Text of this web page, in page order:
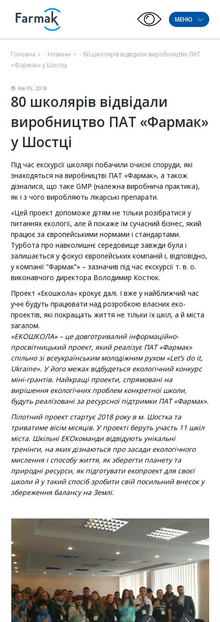
МЕНЮ
Головна - Новини - 80 школярів відвідали виробництво ПАТ
«Фармак» у Шостці
Кві 05, 2018
80 школярів відвідали
виробництво ПАТ «Фармак»
у Шостці
Під час екскурсії школярі побачили очисні споруди, які
знаходяться на виробництві ПАТ «Фармак», а також
дізналися, що таке GMP (належна виробнича практика),
як і з чого виробляють лікарські препарати.
«Цей проект допоможе дітям не тільки розібратися у
питаннях екології, але й покаже їм сучасний бізнес, який
працює за європейськими нормами і стандартами.
Турбота про навколишнє середовище завжди була і
залишається у фокусі європейських компаній і, відповідно,
у компанії “Фармак”» – зазначив під час екскурсії т. в. о.
виконавчого директора Володимир Костюк.
Проект «Екошкола» крокує далі. І вже у найближчий час
учні будуть працювати над розробкою власних еко-
проектів, які покращать життя не тільки їх шкіл, а й міста
загалом.
«ЕКОШКОЛА» – це довготривалий інформаційно-
просвітницький проект, який реалізує ПАТ «Фармак»
спільно зі всеукраїнським молодіжним рухом «Let’s do it,
Ukraine». У його межах відбудеться екологічний конкурс
міні-грантів. Найкращі проекти, спрямовані на
вирішення екологічних проблем конкретної школи,
будуть реалізовані за ресурсної підтримки ПАТ «Фармак».
Пілотний проект стартує 2018 року в м. Шостка та
триватиме вісім місяців. У проекті беруть участь 11 шкіл
міста. Шкільні ЕКОкоманди відвідують унікальні
тренінги, на яких дізнаються про засади екологічного
мислення і способу життя, як зберегти планету та
природні ресурси, як підготувати екопроект для своєї
школи й у такий спосіб зробити свій посильний внесок у
збереження балансу на Землі.